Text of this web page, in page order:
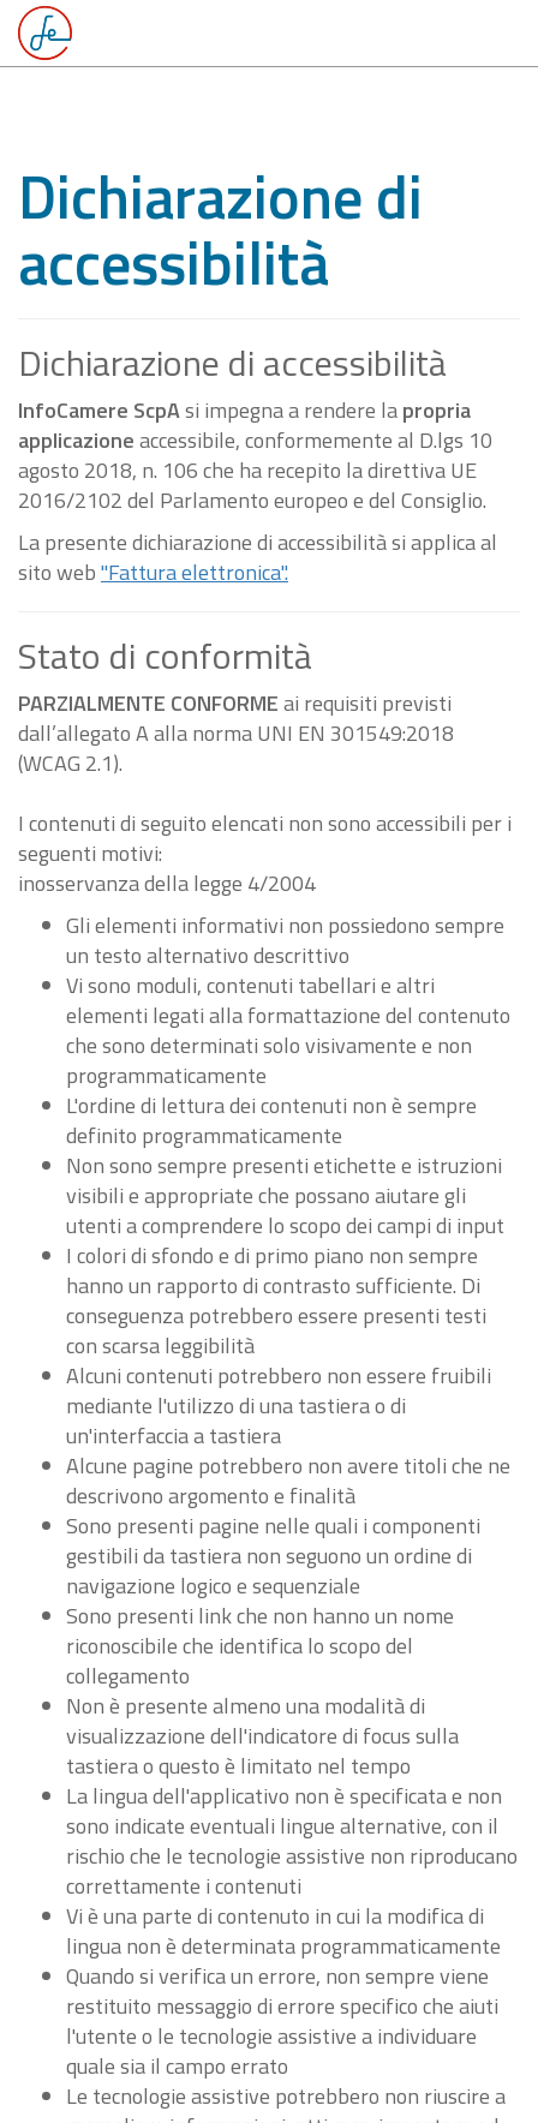
Dichiarazione di
accessibilità
Dichiarazione di accessibilità
InfoCamere ScpAsi impegna a rendere lapropria
applicazioneaccessibile, conformemente al D.lgs 10
agosto 2018, n. 106 che ha recepito la direttiva UE
2016/2102 del Parlamento europeo e del Consiglio.
La presente dichiarazione di accessibilità si applica al
sito web"Fattura elettronica".
Stato di conformità
PARZIALMENTE CONFORMEai requisiti previsti
dall’allegato A alla norma UNI EN 301549:2018
(WCAG 2.1).
I contenuti di seguito elencati non sono accessibili per i
seguenti motivi:
inosservanza della legge 4/2004
Gli elementi informativi non possiedono sempre
un testo alternativo descrittivo
Vi sono moduli, contenuti tabellari e altri
elementi legati alla formattazione del contenuto
che sono determinati solo visivamente e non
programmaticamente
L'ordine di lettura dei contenuti non è sempre
definito programmaticamente
Non sono sempre presenti etichette e istruzioni
visibili e appropriate che possano aiutare gli
utenti a comprendere lo scopo dei campi di input
I colori di sfondo e di primo piano non sempre
hanno un rapporto di contrasto sufficiente. Di
conseguenza potrebbero essere presenti testi
con scarsa leggibilità
Alcuni contenuti potrebbero non essere fruibili
mediante l'utilizzo di una tastiera o di
un'interfaccia a tastiera
Alcune pagine potrebbero non avere titoli che ne
descrivono argomento e finalità
Sono presenti pagine nelle quali i componenti
gestibili da tastiera non seguono un ordine di
navigazione logico e sequenziale
Sono presenti link che non hanno un nome
riconoscibile che identifica lo scopo del
collegamento
Non è presente almeno una modalità di
visualizzazione dell'indicatore di focus sulla
tastiera o questo è limitato nel tempo
La lingua dell'applicativo non è specificata e non
sono indicate eventuali lingue alternative, con il
rischio che le tecnologie assistive non riproducano
correttamente i contenuti
Vi è una parte di contenuto in cui la modifica di
lingua non è determinata programmaticamente
Quando si verifica un errore, non sempre viene
restituito messaggio di errore specifico che aiuti
l'utente o le tecnologie assistive a individuare
quale sia il campo errato
Le tecnologie assistive potrebbero non riuscire a